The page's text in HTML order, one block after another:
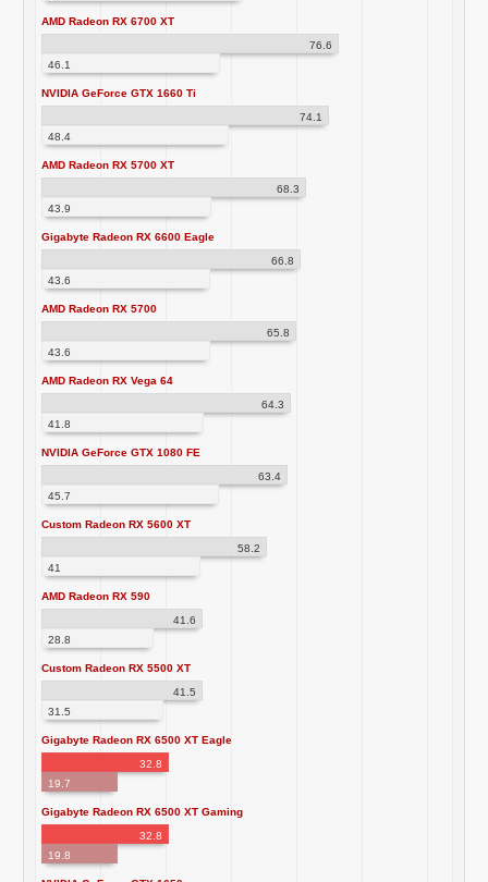
AMD Radeon RX 6700 XT
76.6
46.1
NVIDIA GeForce GTX 1660 Ti
74.1
48.4
AMD Radeon RX 5700 XT
68.3
43.9
Gigabyte Radeon RX 6600 Eagle
66.8
43.6
AMD Radeon RX 5700
65.8
43.6
AMD Radeon RX Vega 64
64.3
41.8
NVIDIA GeForce GTX 1080 FE
63.4
45.7
Custom Radeon RX 5600 XT
58.2
41
AMD Radeon RX 590
41.6
28.8
Custom Radeon RX 5500 XT
41.5
31.5
Gigabyte Radeon RX 6500 XT Eagle
32.8
19.7
Gigabyte Radeon RX 6500 XT Gaming
32.8
19.8